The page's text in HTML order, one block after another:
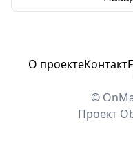
О проектеКонтакт
©
Проект